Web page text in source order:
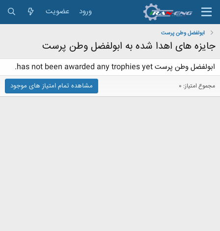
ورود عضویت
ابولفضل وطن پرست
جایزه های اهدا شده به ابولفضل وطن پرست
ابولفضل وطن پرست has not been awarded any trophies yet.
مجموع امتیاز: 0 مشاهده تمام امتیاز های موجود